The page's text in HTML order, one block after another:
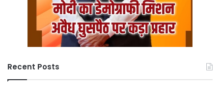
Recent Posts